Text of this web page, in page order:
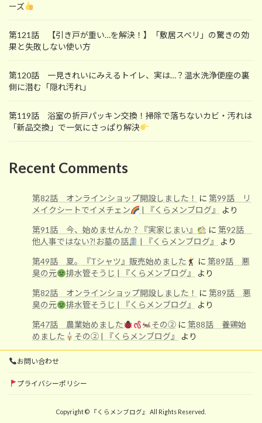
ーズ
第121話 【引き戸が重い…を解決！】「敷居スベリ」の驚きの効
果と失敗しない使い方
第120話 一見きれいにみえるトイレ、実は…？温水洗浄便座の裏
側に潜む「隠れ汚れ」
第119話 浴室の折戸パッキン交換！掃除で落ちないカビ・汚れは
「新品交換」で一気にさっぱり解決
Recent Comments
第82話 オンラインショップ開設しました！ に 第99話 リ
メイクシートでイメチェン
| 『くらメンブログ』
より
第91話 今、始めませんか？『実家じまい』
に 第92話
他人事ではない⁈お墓の話
| 『くらメンブログ』
より
第49話 夏。『Tシャツ』販売始めました
に 第89話 悪
臭の元
排水管そうじ | 『くらメンブログ』
より
第82話 オンラインショップ開設しました！
に 第89話 悪
臭の元
排水管そうじ | 『くらメンブログ』
より
第47話 農業始めました
その②に 第88話 養鶏始
めました
その② | 『くらメンブログ』 より
お問い合わせ
プライバシーポリシー
Copyright © 『くらメンブログ』 All Rights Reserved.